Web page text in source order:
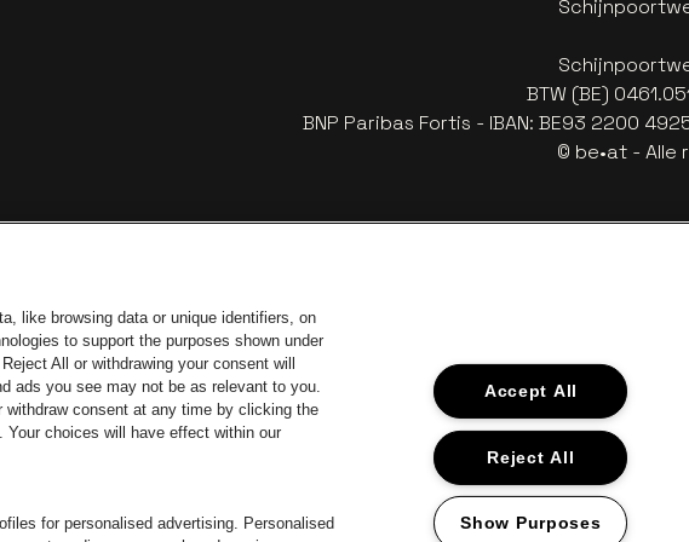
BTW (BE)
BNP Paribas Fortis - IBAN: BE93 2200
© be•at - Alle
Stad Antwerp
Ga naar de website van Europcar
Ga naar de website van JupilerGa naar de website
van Het logo van Aperol
Ga naar de website van Champagne Pommery
Ga naar de website van Het logo van Jameson in offwhite
Ga naar de website van Het
like browsing data or unique identifiers, on
to support the purposes shown under
All or withdrawing your consent will
ads you see may not be as relevant to you.
consent at any time by clicking the
choices will have effect within our
for personalised advertising. Personalised
Accept All
Reject All
Show Purposes